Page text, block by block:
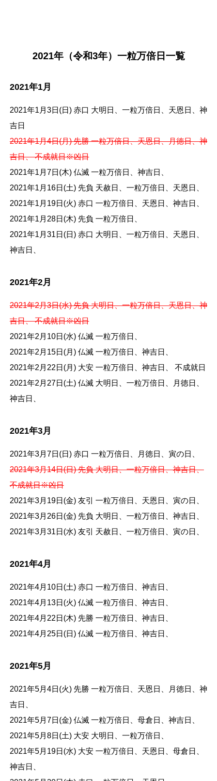
2021年（令和3年）一粒万倍日一覧
2021年1月
2021年1月3日(日) 赤口 大明日、一粒万倍日、天恩日、神
吉日
2021年1月4日(月) 先勝 一粒万倍日、天恩日、月徳日、神
吉日、 不成就日※凶日
2021年1月7日(木) 仏滅 一粒万倍日、神吉日、
2021年1月16日(土) 先負 天赦日、一粒万倍日、天恩日、
2021年1月19日(火) 赤口 一粒万倍日、天恩日、神吉日、
2021年1月28日(木) 先負 一粒万倍日、
2021年1月31日(日) 赤口 大明日、一粒万倍日、天恩日、
神吉日、
2021年2月
2021年2月3日(水) 先負 大明日、一粒万倍日、天恩日、神
吉日、 不成就日※凶日
2021年2月10日(水) 仏滅 一粒万倍日、
2021年2月15日(月) 仏滅 一粒万倍日、神吉日、
2021年2月22日(月) 大安 一粒万倍日、神吉日、 不成就日
2021年2月27日(土) 仏滅 大明日、一粒万倍日、月徳日、
神吉日、
2021年3月
2021年3月7日(日) 赤口 一粒万倍日、月徳日、寅の日、
2021年3月14日(日) 先負 大明日、一粒万倍日、神吉日、
不成就日※凶日
2021年3月19日(金) 友引 一粒万倍日、天恩日、寅の日、
2021年3月26日(金) 先負 大明日、一粒万倍日、神吉日、
2021年3月31日(水) 友引 天赦日、一粒万倍日、寅の日、
2021年4月
2021年4月10日(土) 赤口 一粒万倍日、神吉日、
2021年4月13日(火) 仏滅 一粒万倍日、神吉日、
2021年4月22日(木) 先勝 一粒万倍日、神吉日、
2021年4月25日(日) 仏滅 一粒万倍日、神吉日、
2021年5月
2021年5月4日(火) 先勝 一粒万倍日、天恩日、月徳日、神
吉日、
2021年5月7日(金) 仏滅 一粒万倍日、母倉日、神吉日、
2021年5月8日(土) 大安 大明日、一粒万倍日、
2021年5月19日(水) 大安 一粒万倍日、天恩日、母倉日、
神吉日、